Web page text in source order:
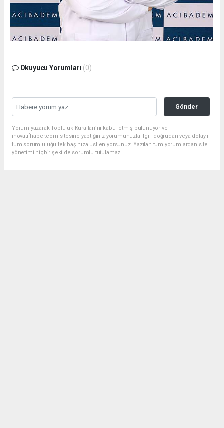
Okuyucu Yorumları (0)
Gönder
Yorum yazarak Topluluk Kuralları’nı kabul etmiş bulunuyor ve
inovatifhaber.com sitesine yaptığınız yorumunuzla ilgili doğrudan veya dolaylı
tüm sorumluluğu tek başınıza üstleniyorsunuz. Yazılan tüm yorumlardan site
yönetimi hiçbir şekilde sorumlu tutulamaz.